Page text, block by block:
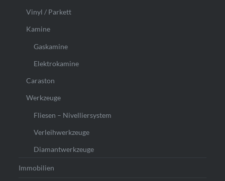
Vinyl / Parkett
Kamine
Gaskamine
Elektrokamine
Caraston
Werkzeuge
Fliesen – Nivelliersystem
Verleihwerkzeuge
Diamantwerkzeuge
Immobilien